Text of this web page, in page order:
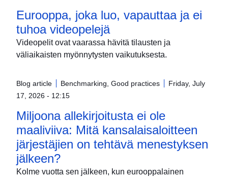
Eurooppa, joka luo, vapauttaa ja ei
tuhoa videopelejä
Videopelit ovat vaarassa hävitä tilausten ja
väliaikaisten myönnytysten vaikutuksesta.
Blog article Benchmarking, Good practices
Friday, July
17, 2026 - 12:15
Miljoona allekirjoitusta ei ole
maaliviiva: Mitä kansalaisaloitteen
järjestäjien on tehtävä menestyksen
jälkeen?
Kolme vuotta sen jälkeen, kun eurooppalainen